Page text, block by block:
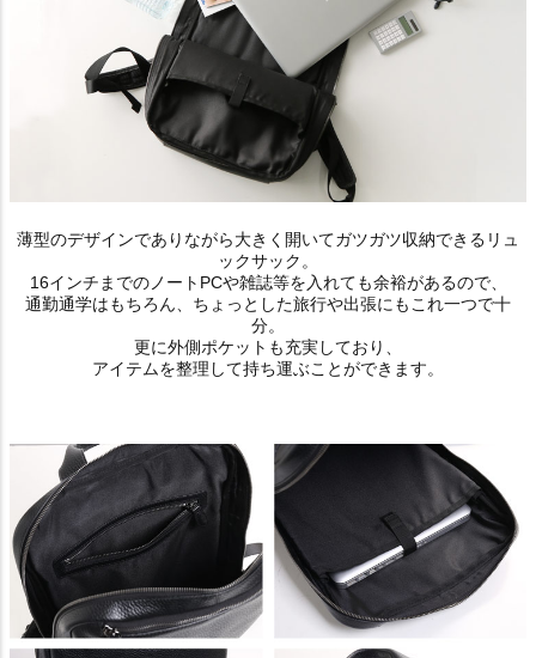
薄型のデザインでありながら大きく開いてガツガツ収納できるリュ
ックサック。
16インチまでのノートPCや雑誌等を入れても余裕があるので、
通勤通学はもちろん、ちょっとした旅行や出張にもこれ一つで十
分。
更に外側ポケットも充実しており、
アイテムを整理して持ち運ぶことができます。